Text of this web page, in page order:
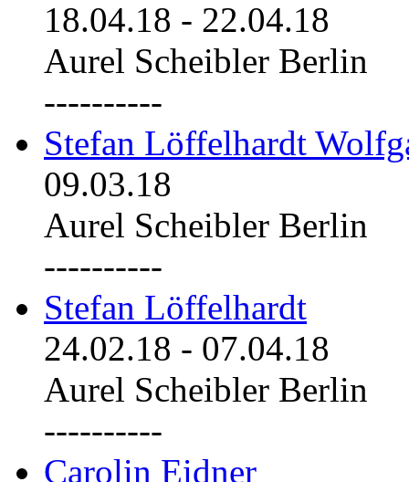
18.04.18 - 22.04.18
Aurel Scheibler Berlin
----------
Stefan Löffelhardt
09.03.18
Aurel Scheibler Berlin
----------
Stefan Löffelhardt
24.02.18 - 07.04.18
Aurel Scheibler Berlin
----------
Carolin Eidner